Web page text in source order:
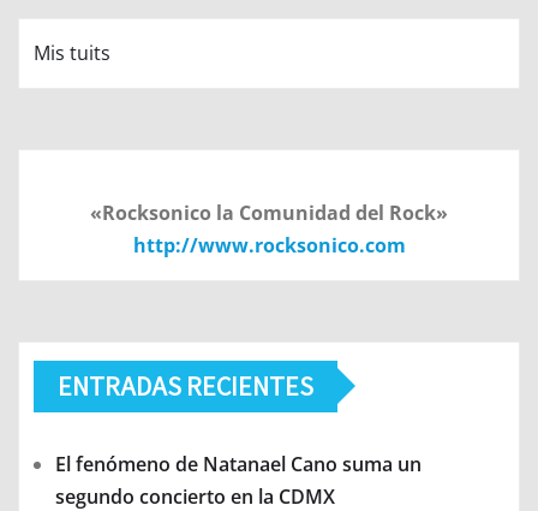
Mis tuits
«Rocksonico la Comunidad del Rock»
http://www.rocksonico.com
ENTRADAS RECIENTES
El fenómeno de Natanael Cano suma un
segundo concierto en la CDMX